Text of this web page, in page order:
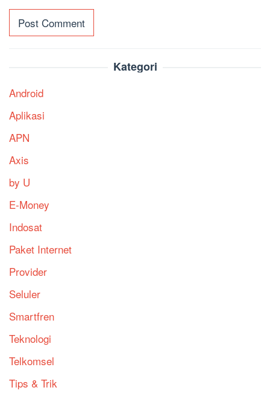
Kategori
Android
Aplikasi
APN
Axis
by U
E-Money
Indosat
Paket Internet
Provider
Seluler
Smartfren
Teknologi
Telkomsel
Tips & Trik